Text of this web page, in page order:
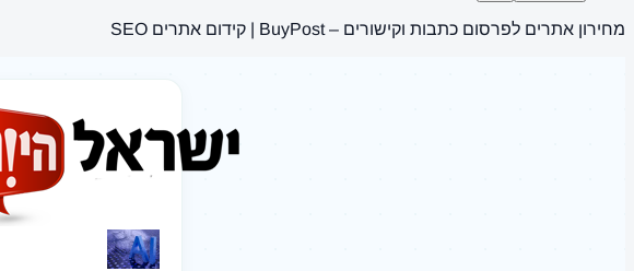
מחירון אתרים לפרסום כתבות וקישורים – BuyPost | קידום אתרים SEO